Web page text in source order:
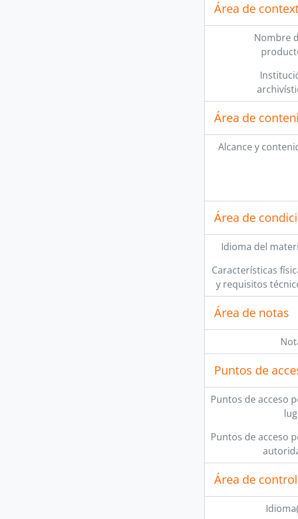
Área de
Nombre
Área de
Alcance y
Área de
Idioma del
Características
y requisitos
Área de notas
Puntos de
Puntos de acceso
Puntos de acceso
Área de